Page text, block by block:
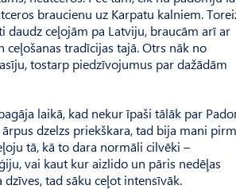
braucienu uz Karpatu kalniem.
daudz ceļojām pa Latviju, braucām arī ar
tradīcijas tajā. Otrs nāk no
tostarp piedzīvojumus par dažādām
laikā, kad nekur īpaši tālāk par
dzelzs priekškara, tad bija mani
tā, kā to dara normāli cilvēki –
vai kaut kur aizlido un pāris nedēļas
tad sāku ceļot intensīvāk.